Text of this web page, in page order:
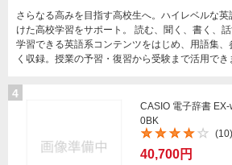
さらなる高みを目指す高校生へ。ハイレベルな
けた高校学習をサポート。 読む、聞く、書く、
学習できる英語系コンテンツをはじめ、用語集
く収録。授業の予習・復習から受験まで活用でき
4
CASIO 電子辞書
0BK
(10)
40,700円